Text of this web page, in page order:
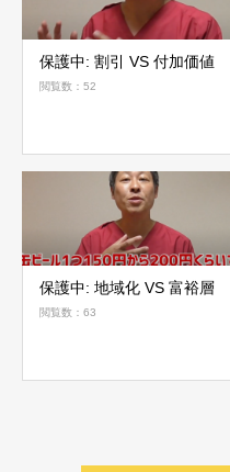
保護中: 割引 VS 付加価値
閲覧数：52
保護中: 地域化 VS 富裕層
閲覧数：63